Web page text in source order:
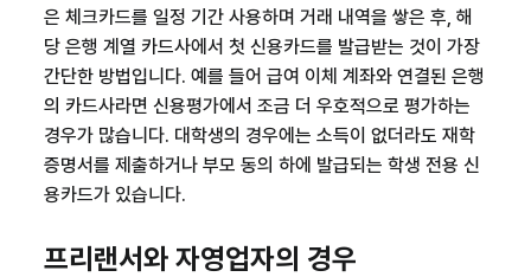
은 체크카드를 일정 기간 사용하며 거래 내역을 쌓은 후, 해
당 은행 계열 카드사에서 첫 신용카드를 발급받는 것이 가장
간단한 방법입니다. 예를 들어 급여 이체 계좌와 연결된 은행
의 카드사라면 신용평가에서 조금 더 우호적으로 평가하는
경우가 많습니다. 대학생의 경우에는 소득이 없더라도 재학
증명서를 제출하거나 부모 동의 하에 발급되는 학생 전용 신
용카드가 있습니다.
프리랜서와 자영업자의 경우